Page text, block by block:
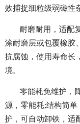
效捕捉细粒级弱磁性
耐磨耐用，适配
涂耐磨层或包覆橡胶
抗腐蚀，使用寿命长
境。
零能耗免维护，
源，零能耗;结构简
护，可自动卸铁，适